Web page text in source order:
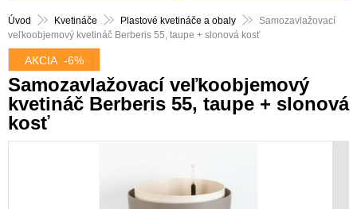
Úvod Kvetináče Plastové kvetináče a obaly
Samozavlažovací
veľkoobjemový kvetináč Berberis 55, taupe + slonová kosť
AKCIA -6%
Samozavlažovací veľkoobjemový
kvetináč Berberis 55, taupe + slonová
kosť